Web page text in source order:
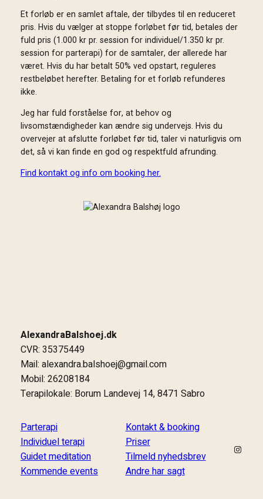
Et forløb er en samlet aftale, der tilbydes til en reduceret
pris. Hvis du vælger at stoppe forløbet før tid, betales der
fuld pris (1.000 kr pr. session for individuel/1.350 kr pr.
session for parterapi) for de samtaler, der allerede har
været. Hvis du har betalt 50% ved opstart, reguleres
restbeløbet herefter. Betaling for et forløb refunderes
ikke.
Jeg har fuld forståelse for, at behov og
livsomstændigheder kan ændre sig undervejs. Hvis du
overvejer at afslutte forløbet før tid, taler vi naturligvis om
det, så vi kan finde en god og respektfuld afrunding.
Find kontakt og info om booking her.
AlexandraBalshoej.dk
CVR: 35375449
Mail: alexandra.balshoej@gmail.com
Mobil: 26208184
Terapilokale: Borum Landevej 14, 8471 Sabro
Parterapi
Individuel terapi
Guidet meditation
Kommende events
Kontakt & booking
Priser
Tilmeld nyhedsbrev
Andre har sagt